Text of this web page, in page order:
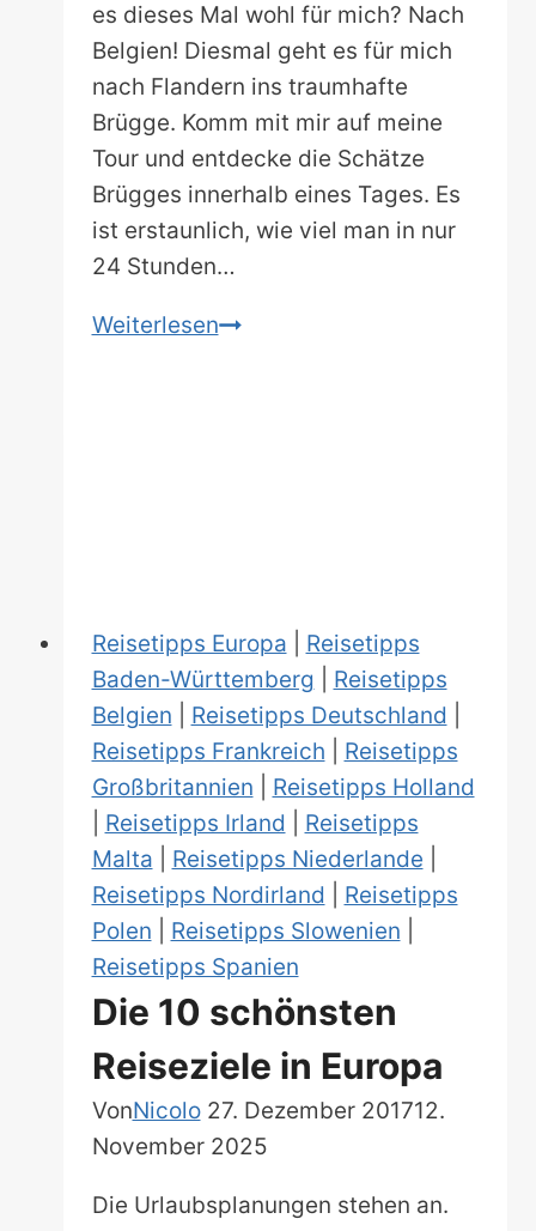
es dieses Mal wohl für mich? Nach
Belgien! Diesmal geht es für mich
nach Flandern ins traumhafte
Brügge. Komm mit mir auf meine
Tour und entdecke die Schätze
Brügges innerhalb eines Tages. Es
ist erstaunlich, wie viel man in nur
24 Stunden…
WeiterlesenEin
haben?
Reisetipps Europa
Reisetipps
Baden-Württemberg
Reisetipps
Belgien
Reisetipps Deutschland
Reisetipps Frankreich
Reisetipps
Großbritannien
Reisetipps Holland
Reisetipps Irland
Reisetipps
Malta
Reisetipps Niederlande
Reisetipps Nordirland
Reisetipps
Polen
Reisetipps Slowenien
Reisetipps Spanien
Die 10 schönsten
Reiseziele in Europa
VonNicolo 27. Dezember 201712.
November 2025
Die Urlaubsplanungen stehen an.